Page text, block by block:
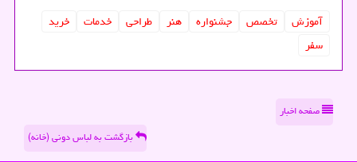
آموزش تخصص جشنواره هنر طراحی خدمات
خرید
سفر
صفحه اخبار
بازگشت به لباس دونی (خانه)